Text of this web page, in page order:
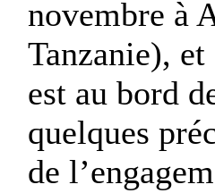
novembre à
Tanzanie),
est au bord
quelques
de